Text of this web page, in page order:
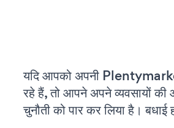
यदि आपको अपनी
रहे हैं, तो आपने अपने व्यवसायों की
चुनौती को पार कर लिया है। बधाई